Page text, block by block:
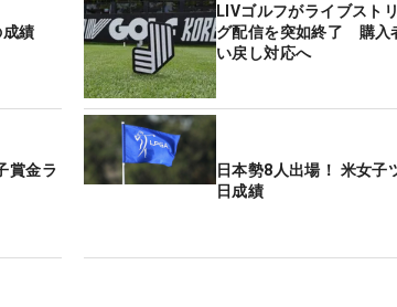
績
LIVゴルフがライブスト
グ配信を突如終了 購入
い戻し対応へ
賞金ラ
日本勢8人出場！ 米女子
日成績